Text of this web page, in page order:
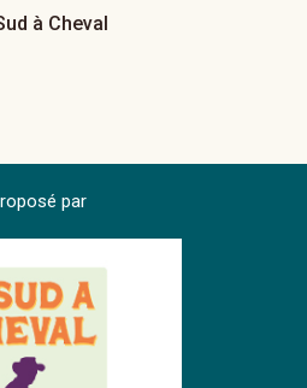
à Cheval
par